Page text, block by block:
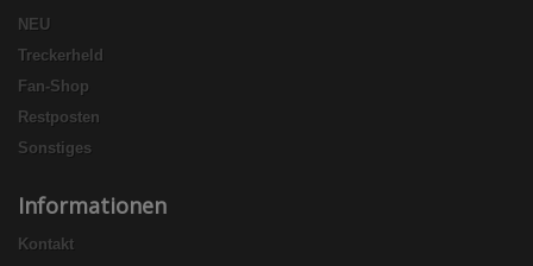
NEU
Treckerheld
Fan-Shop
Restposten
Sonstiges
Informationen
Kontakt